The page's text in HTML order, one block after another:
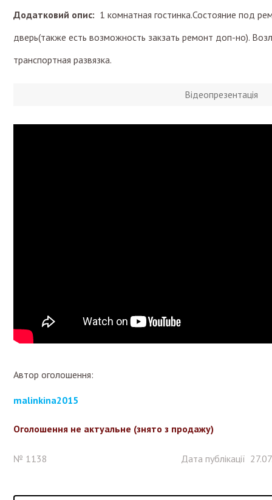
Додатковий опис: 1 комнатная гостинка.Состояние под
дверь(также есть возможность закзать ремонт доп-но).
транспортная развязка.
Відеопрезентація
Автор оголошення:
malinkina2015
Оголошення не актуальне (знято з продажу)
№ 1138 Дата публікації